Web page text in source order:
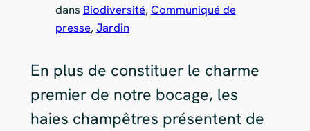
dans Biodiversité, Communiqué de
presse, Jardin
En plus de constituer le charme
premier de notre bocage, les
haies champêtres présentent de